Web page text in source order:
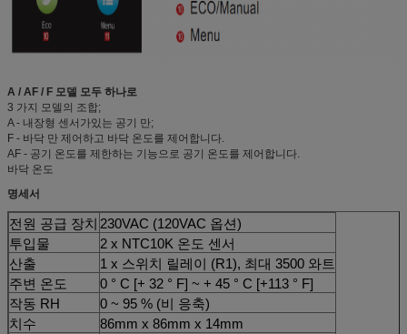
A / AF / F 모델 모두 하나로
3 가지 모델의 조합;
A - 내장형 센서가있는 공기 만;
F - 바닥 만 제어하고 바닥 온도를 제어합니다.
AF - 공기 온도를 제한하는 기능으로 공기 온도를 제어합니다.
바닥 온도
명세서
전원 공급 장치 230VAC (120VAC 옵션)
투입물
2 x NTC10K 온도 센서
산출
1 x 스위치 릴레이 (R1), 최대 3500 와트
주변 온도
0 ° C [+ 32 ° F] ~ + 45 ° C [+113 ° F]
작동 RH
0 ~ 95 % (비 응축)
치수
86mm x 86mm x 14mm